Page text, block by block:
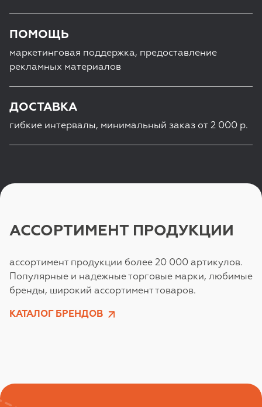
ПОМОЩЬ
маркетинговая поддержка, предоставление
рекламных материалов
ДОСТАВКА
гибкие интервалы, минимальный заказ от 2 000 р.
АССОРТИМЕНТ ПРОДУКЦИИ
ассортимент продукции более 20 000 артикулов.
Популярные и надежные торговые марки, любимые
бренды, широкий ассортимент товаров.
КАТАЛОГ БРЕНДОВ